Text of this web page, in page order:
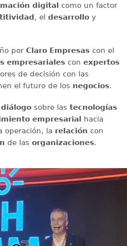
digital
como un factor
, el desarrolloy
por Claro Empresascon el
empresarialescon expertos
de decisión con las
el futuro de los negocios.
diálogosobre las tecnologías
empresarial
hacia
operación, la relación con
de las organizaciones.